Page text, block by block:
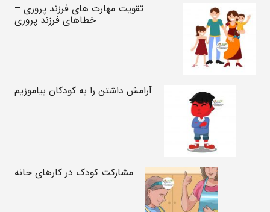
تقویت مهارت های فرزند پروری –
خطاهای فرزند پروری
آرامش داشتن را به کودکان بیاموزیم
مشارکت کودک در کارهای خانه